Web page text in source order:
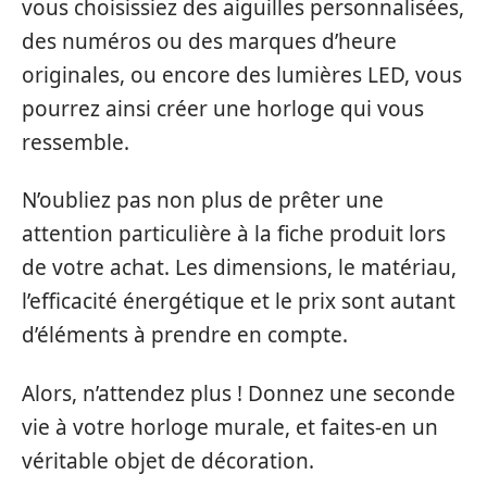
vous choisissiez des aiguilles personnalisées,
des numéros ou des marques d’heure
originales, ou encore des lumières LED, vous
pourrez ainsi créer une horloge qui vous
ressemble.
N’oubliez pas non plus de prêter une
attention particulière à la fiche produit lors
de votre achat. Les dimensions, le matériau,
l’efficacité énergétique et le prix sont autant
d’éléments à prendre en compte.
Alors, n’attendez plus ! Donnez une seconde
vie à votre horloge murale, et faites-en un
véritable objet de décoration.